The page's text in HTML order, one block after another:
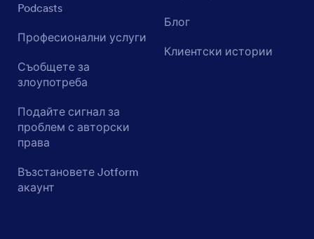
Podcasts
Професионални услуги
Съобщете за
злоупотреба
Подайте сигнал за
проблем с авторски
права
Възстановете Jotform
акаунт
Блог
Клиентски истории